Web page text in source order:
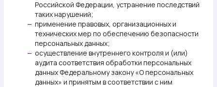
Российской Федерации, устранение последствий
таких нарушений;
— применение правовых, организационных и
технических мер по обеспечению безопасности
персональных данных;
— осуществление внутреннего контроля и (или)
аудита соответствия обработки персональных
данных Федеральному закону «О персональных
данных» и принятым в соответствии с ним